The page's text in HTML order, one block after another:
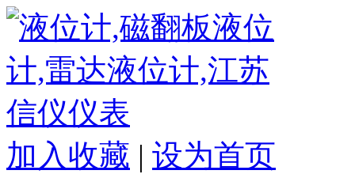
加入收藏 | 设为首页